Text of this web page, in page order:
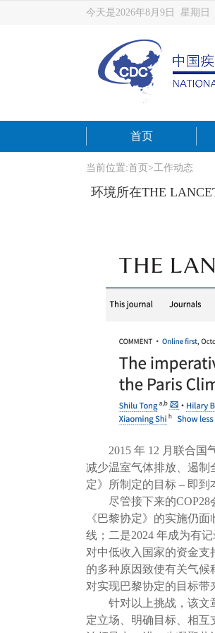
今天是2026年8月9日 星期日
首页
当前位置:首页 >工作动态
环境所在THE
2015 年 12 月联合国气
减少温室气体排放、遏制
定》所制定的目标 – 即到
尽管接下来的COP28会
《巴黎协定》的实施仍
线；二是2024 年成为有
对中低收入国家的资金
的多种原因致使有关气
对实现巴黎协定的目标带
针对以上挑战，该文章
定立场、明确目标、相